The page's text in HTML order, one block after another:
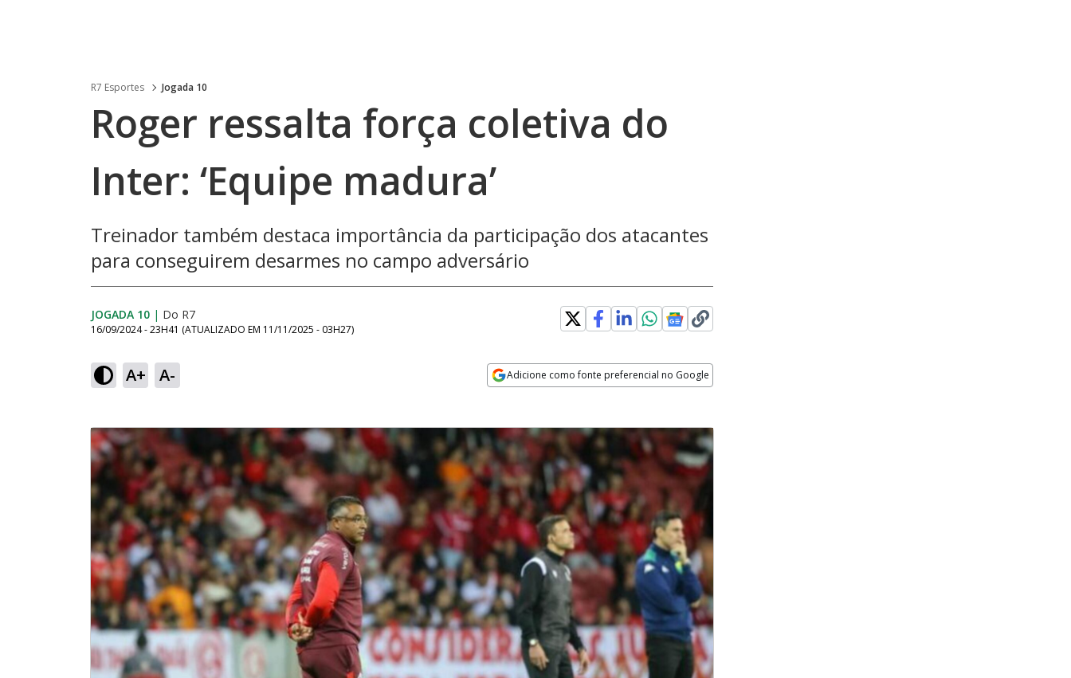
R7 Esportes Jogada 10
Roger ressalta força coletiva do
Inter: ‘Equipe madura’
Treinador também destaca importância da participação dos atacantes
para conseguirem desarmes no campo adversário
JOGADA 10 | Do R7
16/09/2024 - 23H41 (ATUALIZADO EM 11/11/2025 - 03H27)
A+ A- Adicione como fonte preferencial no Google